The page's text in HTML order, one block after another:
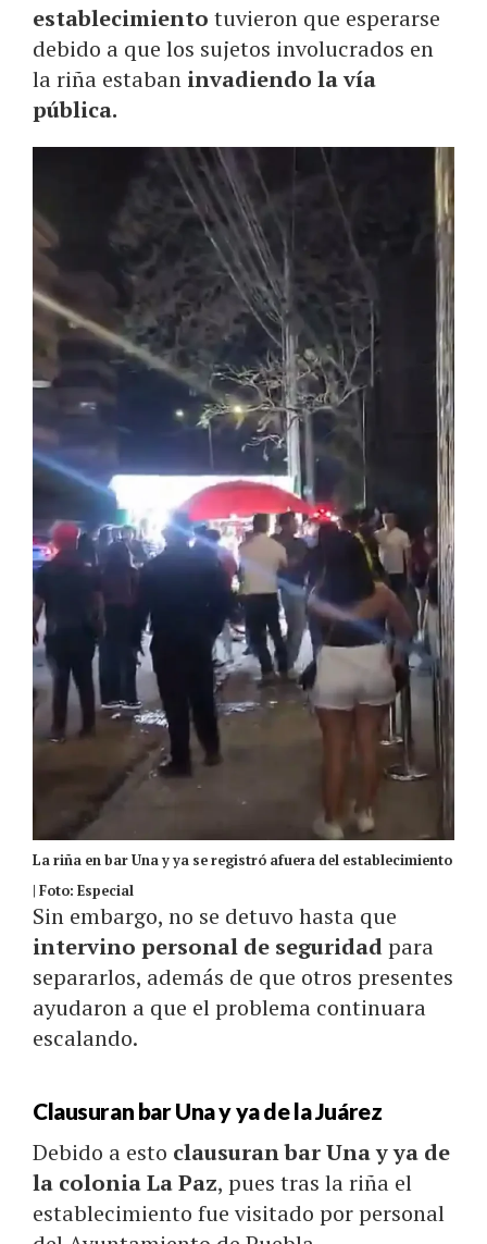
establecimiento tuvieron que esperarse
debido a que los sujetos involucrados en
la riña estaban invadiendo la vía
pública.
La riña en bar Una y ya se registró afuera del establecimiento
| Foto: Especial
Sin embargo, no se detuvo hasta que
intervino personal de seguridadpara
separarlos, además de que otros presentes
ayudaron a que el problema continuara
escalando.
Clausuran bar Una y ya de la Juárez
Debido a esto clausuran bar Una y ya de
la colonia La Paz, pues tras la riña el
establecimiento fue visitado por personal